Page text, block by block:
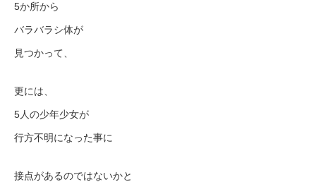
5か所から
バラバラシ体が
見つかって、
更には、
5人の少年少女が
行方不明になった事に
接点があるのではないかと